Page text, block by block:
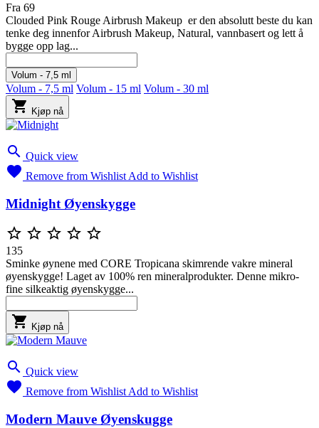
Fra 69
Clouded Pink Rouge Airbrush Makeup er den absolutt beste du kan
tenke deg innenfor Airbrush Makeup, Natural, vannbasert og lett å
bygge opp lag...
Volum - 7,5 ml
Volum - 7,5 ml Volum - 15 ml Volum - 30 ml
 Kjøp nå
 Quick view
 Remove from Wishlist Add to Wishlist
Midnight Øyenskygge
    
135
Sminke øynene med CORE Tropicana skimrende vakre mineral
øyenskygge! Laget av 100% ren mineralprodukter. Denne mikro-
fine silkeaktig øyenskygge...
 Kjøp nå
 Quick view
 Remove from Wishlist Add to Wishlist
Modern Mauve Øyenskugge